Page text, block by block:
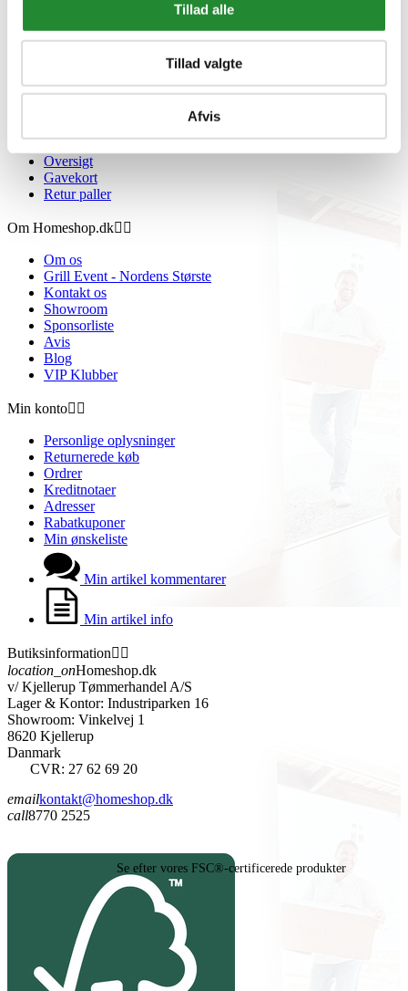
Tillad alle
Tillad valgte
Afvis
Information
Fortrydelsesret
Black Friday
Oversigt
Gavekort
Retur paller
Om Homeshop.dk 
Om os
Grill Event - Nordens Største
Kontakt os
Showroom
Sponsorliste
Avis
Blog
VIP Klubber
Min konto 
Personlige oplysninger
Returnerede køb
Ordrer
Kreditnotaer
Adresser
Rabatkuponer
Min ønskeliste
Min artikel kommentarer
Min artikel info
Butiksinformation 
location_onHomeshop.dk
v/ Kjellerup Tømmerhandel A/S
Lager & Kontor: Industriparken 16
Showroom: Vinkelvej 1
8620 Kjellerup
Danmark
CVR: 27 62 69 20
emailkontakt@homeshop.dk
call8770 2525
Se efter vores FSC®-certificerede produkter